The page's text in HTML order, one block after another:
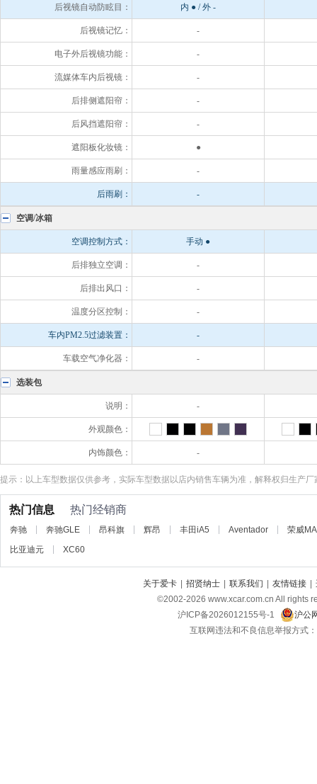
后视镜自动防眩目： 内 ● / 外 -
后视镜记忆： -
电子外后视镜功能： -
流媒体车内后视镜： -
后排侧遮阳帘： -
后风挡遮阳帘： -
遮阳板化妆镜： ●
雨量感应雨刷： -
后雨刷： -
空调/冰箱
空调控制方式： 手动 ●
后排独立空调： -
后排出风口： -
温度分区控制： -
车内PM2.5过滤装置： -
车载空气净化器： -
选装包
说明： -
外观颜色：
内饰颜色： -
提示：以上车型数据仅供参考，实际车型数据以店内销售车辆为准，解释权归生产厂
热门信息 热门经销商
奔驰 奔驰GLE 昂科旗 辉昂 丰田iA5 Aventador
荣威
比亚迪元
XC60
关于爱卡 招贤纳士 联系我们 友情链接
©2002-2026 www.xcar.com.cn All rights
沪ICP备2026012155号-1
沪公
互联网违法和不良信息举报方式